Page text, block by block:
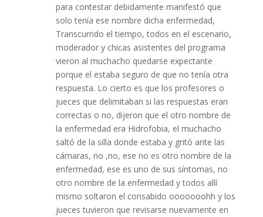
para contestar debidamente manifestó que
solo tenía ese nombre dicha enfermedad,
Transcurrido el tiempo, todos en el escenario,
moderador y chicas asistentes del programa
vieron al muchacho quedarse expectante
porque el estaba seguro de que no tenía otra
respuesta. Lo cierto es que los profesores o
jueces que delimitaban si las respuestas eran
correctas o no, dijeron que el otro nombre de
la enfermedad era Hidrofobia, el muchacho
saltó de la silla donde estaba y gritó ante las
cámaras, no ,no, ese no es otro nombre de la
enfermedad, ese es uno de sus síntomas, no
otro nombre de la enfermedad y todos allí
mismo soltaron el consabido ooooooohh y los
jueces tuvieron que revisarse nuevamente en